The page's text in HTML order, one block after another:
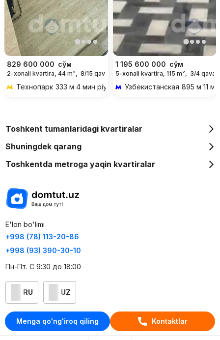
Menga qo'ng'iroq qiling Kontaktlar
829 600 000 сўм
2-xonali kvartira, 44 m², 8/15 qavat
Технопарк 333 м 4 мин piyoda
1 195 600 000 сўм
5-xonali kvartira, 115 m², 3/4 qavat
Узбекистанская 895 м 11
Toshkent tumanlaridagi kvartiralar
Shuningdek qarang
Toshkentda metroga yaqin kvartiralar
E'lon bo'limi
+998 (78) 113-20-86
+998 (93) 390-30-10
Пн-Пт. С 9:30 до 18:00
RU UZ
Kontaktlar